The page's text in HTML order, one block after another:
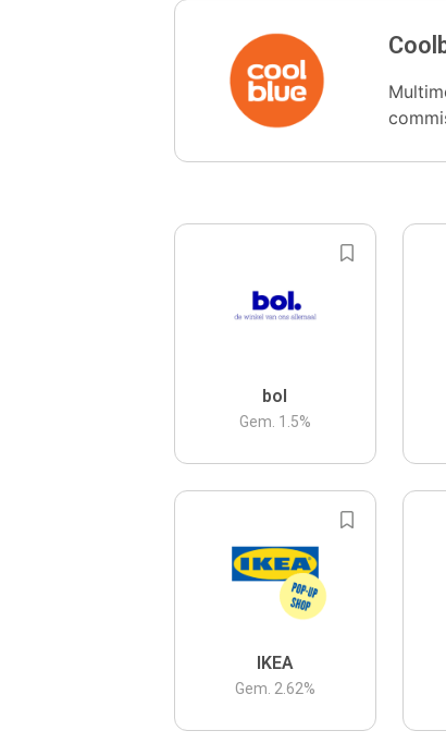
bol
Gem. 1.5%
IKEA
Gem. 2.62%